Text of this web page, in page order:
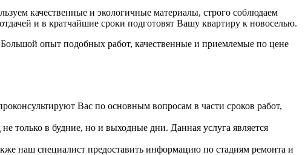
качественные и экологичные материалы, строго соблюдаем
и в кратчайшие сроки подготовят Вашу квартиру к новоселью.
опыт подобных работ, качественные и приемлемые по цене
Вас по основным вопросам в части сроков работ,
только в будние, но и выходные дни. Данная услуга является
наш специалист предоставить информацию по стадиям ремонта и